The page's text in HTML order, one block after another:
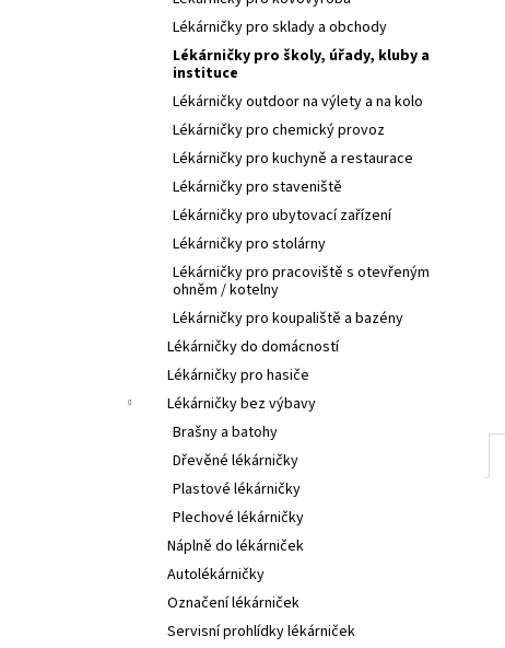
Lékárničky pro sklady a obchody
Lékárničky pro školy, úřady, kluby a
instituce
Lékárničky outdoor na výlety a na kolo
Lékárničky pro chemický provoz
Lékárničky pro kuchyně a restaurace
Lékárničky pro staveniště
Lékárničky pro ubytovací zařízení
Lékárničky pro stolárny
Lékárničky pro pracoviště s otevřeným
ohněm / kotelny
Lékárničky pro koupaliště a bazény
Lékárničky do domácností
Lékárničky pro hasiče
Lékárničky bez výbavy
Brašny a batohy
Dřevěné lékárničky
Plastové lékárničky
Plechové lékárničky
Náplně do lékárniček
Autolékárničky
Označení lékárniček
Servisní prohlídky lékárniček